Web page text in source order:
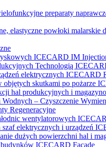
preparaty
elastyczne powłoki
ICECARD IM
Technologią
elektrycznych ICECARD
objętych skutkami po pożarze
hal produkcyjnych i
Wodnych – Czyszczenie
Regeneracyjne
wentylatorowych
szaf elektrycznych i urządzeń
dużych powierzchni hal i
ICECARD Facade